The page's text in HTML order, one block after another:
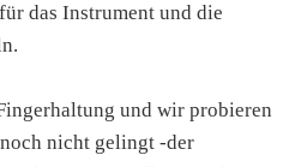
das Instrument und die
und wir probieren
nicht gelingt -der